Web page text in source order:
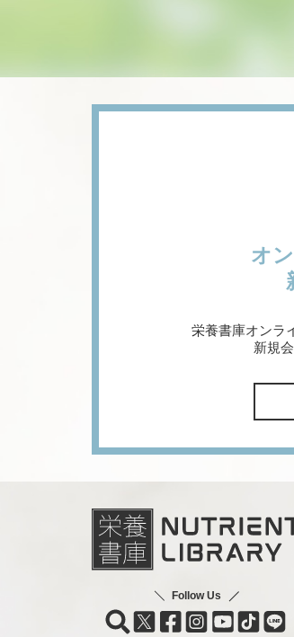
オ
栄養書庫オンラ
新規
Follow Us